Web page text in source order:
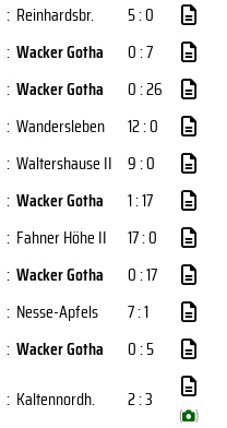
: Reinhardsbr.
5 : 0
: Wacker Gotha
0 : 7
: Wacker Gotha
0 : 26
: Wandersleben
12 : 0
: Waltershause II 9 : 0
: Wacker Gotha
1 : 17
: Fahner Höhe II
17 : 0
: Wacker Gotha
0 : 17
: Nesse-Apfels
7 : 1
: Wacker Gotha
0 : 5
: Kaltennordh. 2 : 3
( )